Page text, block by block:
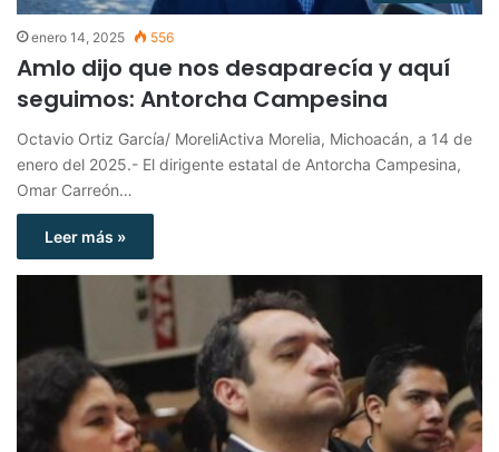
enero 14, 2025 556
Amlo dijo que nos desaparecía y aquí
seguimos: Antorcha Campesina
Octavio Ortiz García/ MoreliActiva Morelia, Michoacán, a 14 de
enero del 2025.- El dirigente estatal de Antorcha Campesina,
Omar Carreón…
Leer más »